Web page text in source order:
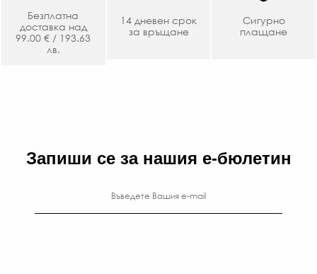
Безплатна
доставка над
99.00 € / 193.63
лв.
14 дневен срок
за връщане
Сигурно
плащане
Запиши се за нашия е-бюлетин